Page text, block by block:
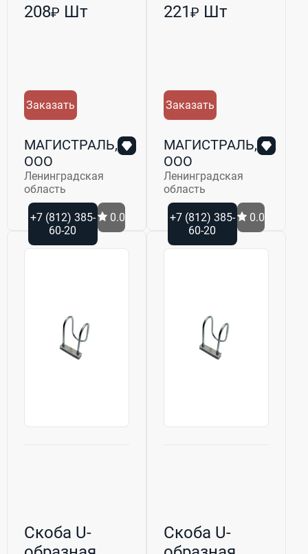
М8 48/80 (РБ...
208₽ Шт
Заказать
МАГИСТРАЛЬ,
ООО
Ленинградская
область
+7 (812) 385-
60-20
0.0
М10 45/34 (Р...
221₽ Шт
Заказать
МАГИСТРАЛЬ,
ООО
Ленинградская
область
+7 (812) 385-
60-20
0.0
Скоба U-
Скоба U-